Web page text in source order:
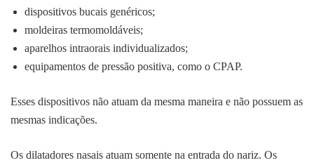
dispositivos bucais genéricos;
moldeiras termomoldáveis;
aparelhos intraorais individualizados;
equipamentos de pressão positiva, como o CPAP.
Esses dispositivos não atuam da mesma maneira e não possuem as
mesmas indicações.
Os dilatadores nasais atuam somente na entrada do nariz. Os